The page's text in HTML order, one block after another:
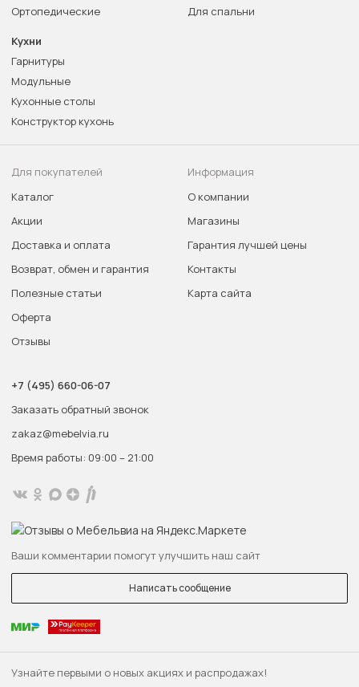
Узнайте первыми о новых акциях и распродажах!
Ортопедические
Для спальни
Кухни
Гарнитуры
Модульные
Кухонные столы
Конструктор кухонь
Для покупателей
Каталог
Акции
Доставка и оплата
Возврат, обмен и гарантия
Полезные статьи
Оферта
Отзывы
Информация
О компании
Магазины
Гарантия лучшей цены
Контакты
Карта сайта
+7 (495) 660-06-07
Заказать обратный звонок
zakaz@mebelvia.ru
Время работы: 09:00 – 21:00
Ваши комментарии помогут улучшить наш сайт
Написать сообщение